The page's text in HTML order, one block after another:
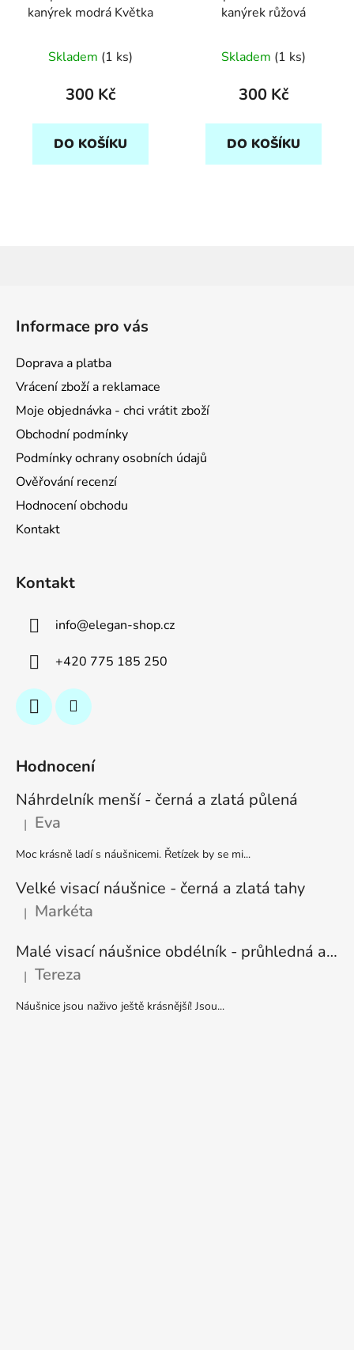
kanýrek modrá Květka
Skladem (1 ks)
300 Kč
DO KOŠÍKU
kanýrek růžová
Skladem (1 ks)
300 Kč
DO KOŠÍKU
Informace pro vás
Doprava a platba
Vrácení zboží a reklamace
Moje objednávka - chci vrátit zboží
Obchodní podmínky
Podmínky ochrany osobních údajů
Ověřování recenzí
Hodnocení obchodu
Kontakt
Kontakt
info@elegan-shop.cz
+420 775 185 250
Hodnocení
Náhrdelník menší - černá a zlatá půlená
Hodnocení produktu je 5 z 5 hvězdiček.
| Eva
Moc krásně ladí s náušnicemi. Řetízek by se mi...
Velké visací náušnice - černá a zlatá tahy
Hodnocení produktu je 5 z 5 hvězdiček.
| Markéta
Malé visací náušnice obdélník - průhledná a stříbrná
Hodnocení produktu je 5 z 5 hvězdiček.
| Tereza
Náušnice jsou naživo ještě krásnější! Jsou...